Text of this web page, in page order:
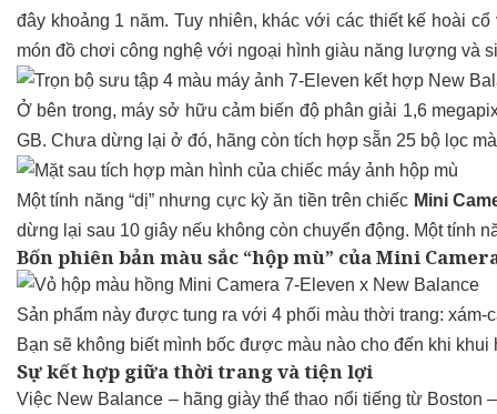
đây khoảng 1 năm. Tuy nhiên, khác với các thiết kế hoài
món đồ chơi công nghệ với ngoại hình giàu năng lượng và
Ở bên trong, máy sở hữu cảm biến độ phân giải 1,6
GB. Chưa dừng lại ở đó, hãng còn tích hợp sẵn 25 bộ lọc
Một tính năng “dị” nhưng cực kỳ ăn tiền trên chiếc Mini
dừng lại sau 10 giây nếu không còn chuyển động. Một tính
Bốn phiên bản màu sắc “hộp mù” của Mini
Sản phẩm này được tung ra với 4 phối màu thời trang:
Bạn sẽ không biết mình bốc được màu nào cho đến khi
Sự kết hợp giữa thời trang và tiện lợi
Việc New Balance – hãng giày thể thao nổi tiếng từ